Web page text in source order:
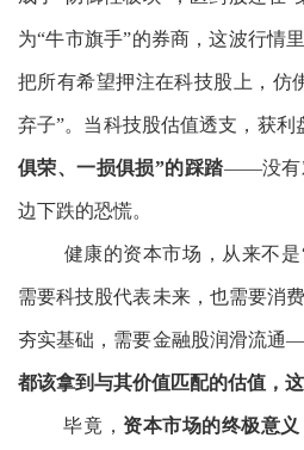
为“牛市旗手”的券商，这波行情
把所有希望押注在科技股上，仿
弃子”。当科技股估值透支，获利
俱荣、一损俱损”的踩踏——没有
边下跌的恐慌。
健康的资本市场，从来不
需要科技股代表未来，也需要消
夯实基础，需要金融股润滑流
都该拿到与其价值匹配的估值，
毕竟， 资本市场的终极意